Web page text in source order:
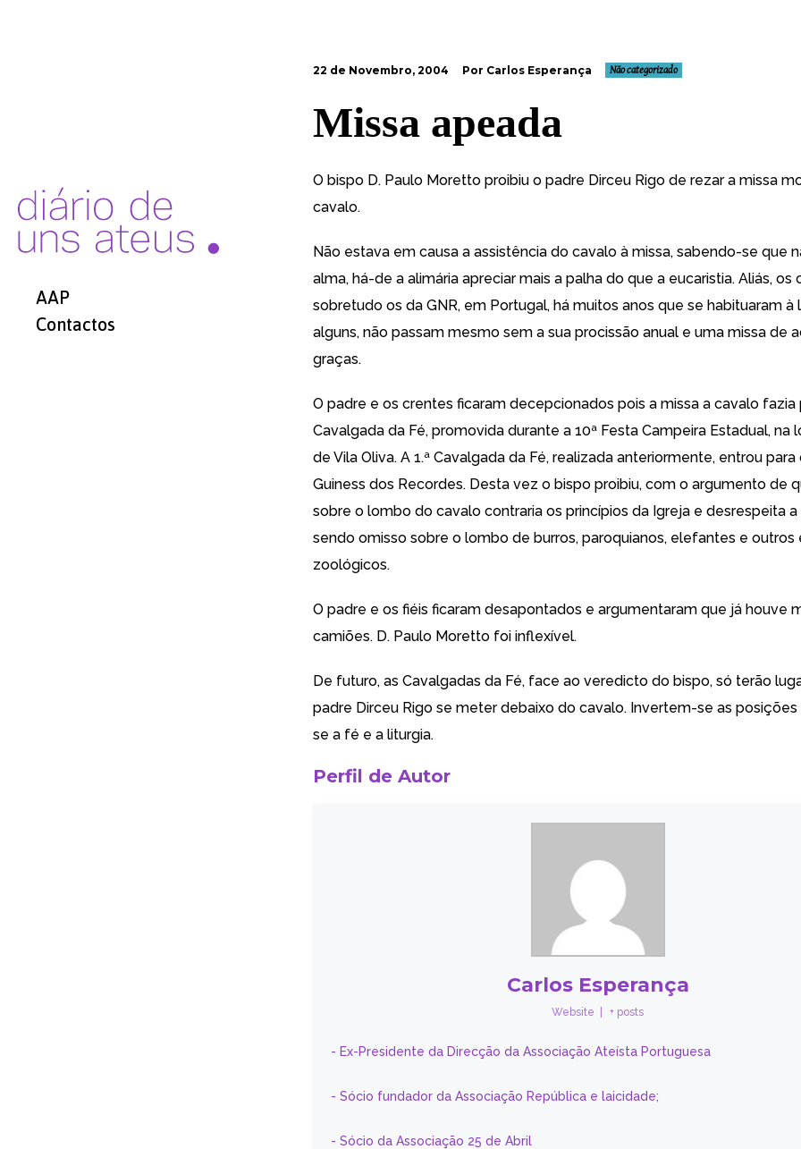
AAP
Contactos
22 de Novembro, 2004 Por Carlos Esperança Não categorizado
Missa apeada
O bispo D. Paulo Moretto proibiu o padre Dirceu Rigo de rezar a missa
cavalo.
Não estava em causa a assistência do cavalo à missa, sabendo-se que
alma, há-de a alimária apreciar mais a palha do que a eucaristia. Aliás, os
sobretudo os da GNR, em Portugal, há muitos anos que se habituaram à
alguns, não passam mesmo sem a sua procissão anual e uma missa de
graças.
O padre e os crentes ficaram decepcionados pois a missa a cavalo fazia
Cavalgada da Fé, promovida durante a 10ª Festa Campeira Estadual, na
de Vila Oliva. A 1.ª Cavalgada da Fé, realizada anteriormente, entrou para
Guiness dos Recordes. Desta vez o bispo proibiu, com o argumento de
sobre o lombo do cavalo contraria os princípios da Igreja e desrespeita a
sendo omisso sobre o lombo de burros, paroquianos, elefantes e outros
zoológicos.
O padre e os fiéis ficaram desapontados e argumentaram que já houve
camiões. D. Paulo Moretto foi inflexível.
De futuro, as Cavalgadas da Fé, face ao veredicto do bispo, só terão
padre Dirceu Rigo se meter debaixo do cavalo. Invertem-se as
se a fé e a liturgia.
Perfil de Autor
Carlos Esperança
Website + posts
- Ex-Presidente da Direcção da Associação Ateísta Portuguesa
- Sócio fundador da Associação República e laicidade;
- Sócio da Associação 25 de Abril